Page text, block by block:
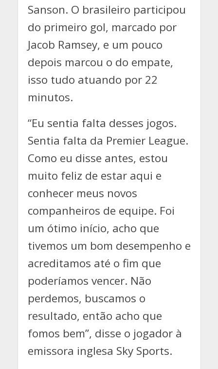
Sanson. O brasileiro participou
do primeiro gol, marcado por
Jacob Ramsey, e um pouco
depois marcou o do empate,
isso tudo atuando por 22
minutos.
“Eu sentia falta desses jogos.
Sentia falta da Premier League.
Como eu disse antes, estou
muito feliz de estar aqui e
conhecer meus novos
companheiros de equipe. Foi
um ótimo início, acho que
tivemos um bom desempenho e
acreditamos até o fim que
poderíamos vencer. Não
perdemos, buscamos o
resultado, então acho que
fomos bem”, disse o jogador à
emissora inglesa Sky Sports.